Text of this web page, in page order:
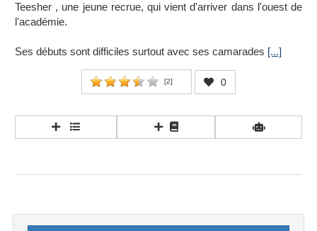
Teesher , une jeune recrue, qui vient d'arriver dans l'ouest de
l'académie.
Ses débuts sont difficiles surtout avec ses camarades [...]
[2] 0